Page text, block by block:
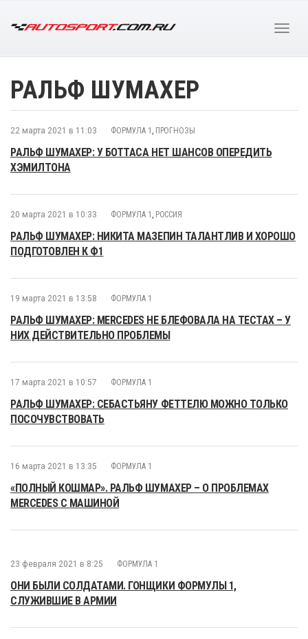
РАЛЬФ ШУМАХЕР
22 марта 2021 в 11:03 ФОРМУЛА 1 , ПРОГНОЗЫ
РАЛЬФ ШУМАХЕР: У БОТТАСА НЕТ ШАНСОВ ОПЕРЕДИТЬ
ХЭМИЛТОНА
20 марта 2021 в 10:33 ФОРМУЛА 1 , РОССИЯ
РАЛЬФ ШУМАХЕР: НИКИТА МАЗЕПИН ТАЛАНТЛИВ И ХОРОШО
ПОДГОТОВЛЕН К Ф1
19 марта 2021 в 13:58 ФОРМУЛА 1
РАЛЬФ ШУМАХЕР: MERCEDES НЕ БЛЕФОВАЛА НА ТЕСТАХ – У
НИХ ДЕЙСТВИТЕЛЬНО ПРОБЛЕМЫ
17 марта 2021 в 10:57 ФОРМУЛА 1
РАЛЬФ ШУМАХЕР: СЕБАСТЬЯНУ ФЕТТЕЛЮ МОЖНО ТОЛЬКО
ПОСОЧУВСТВОВАТЬ
16 марта 2021 в 13:35 ФОРМУЛА 1
«ПОЛНЫЙ КОШМАР». РАЛЬФ ШУМАХЕР – О ПРОБЛЕМАХ
MERCEDES С МАШИНОЙ
23 февраля 2021 в 8:25 ФОРМУЛА 1
ОНИ БЫЛИ СОЛДАТАМИ. ГОНЩИКИ ФОРМУЛЫ 1,
СЛУЖИВШИЕ В АРМИИ